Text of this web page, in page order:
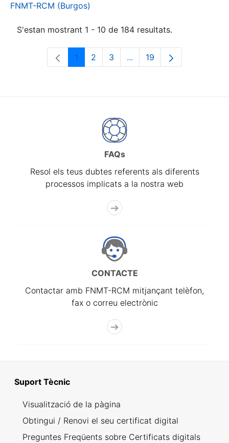
FNMT-RCM (Burgos)
S'estan mostrant 1 - 10 de 184 resultats.
Pàgina
1 Pàgina
2 Pàgina
3 ...Pàgines intermèdies
Pàgina
19
FAQs
Resol els teus dubtes referents als diferents
processos implicats a la nostra web
CONTACTE
Contactar amb FNMT-RCM mitjançant telèfon,
fax o correu electrònic
Suport Tècnic
Visualització de la pàgina
Obtingui / Renovi el seu certificat digital
Preguntes Freqüents sobre Certificats digitals